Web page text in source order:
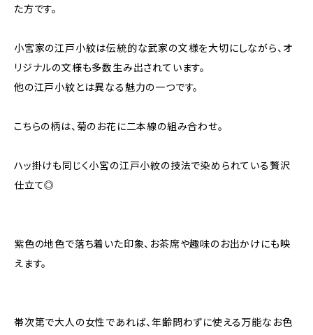
た方です。
小宮家の江戸小紋は伝統的な武家の文様を大切にしながら、オ
リジナルの文様も多数生み出されています。
他の江戸小紋とは異なる魅力の一つです。
こちらの柄は、菊のお花に二本線の組み合わせ。
ハッ掛けも同じく小宮の江戸小紋の技法で染められている贅沢
仕立て◎
紫色の地色で落ち着いた印象、お茶席や趣味のお出かけにも映
えます。
帯次第で大人の女性であれば、年齢問わずに使える万能なお色